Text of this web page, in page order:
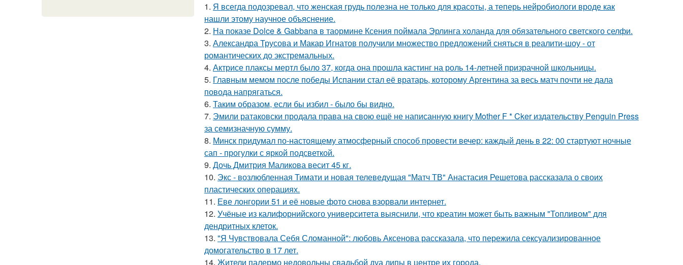
1. Я всегда подозревал, что женская грудь полезна не только для красоты, а теперь нейробиологи вроде как
нашли этому научное объяснение.
2. На показе Dolce & Gabbana в таормине Ксения поймала Эрлинга холанда для обязательного светского селфи.
3. Александра Трусова и Макар Игнатов получили множество предложений сняться в реалити-шоу - от
романтических до экстремальных.
4. Актрисе плаксы мертл было 37, когда она прошла кастинг на роль 14-летней призрачной школьницы.
5. Главным мемом после победы Испании стал её вратарь, которому Аргентина за весь матч почти не дала
повода напрягаться.
6. Таким образом, если бы избил - было бы видно.
7. Эмили ратаковски продала права на свою ещё не написанную книгу Mother F * Cker издательству Penguin Press
за семизначную сумму.
8. Минск придумал по-настоящему атмосферный способ провести вечер: каждый день в 22: 00 стартуют ночные
сап - прогулки с яркой подсветкой.
9. Дочь Дмитрия Маликова весит 45 кг.
10. Экс - возлюбленная Тимати и новая телеведущая "Матч ТВ" Анастасия Решетова рассказала о своих
пластических операциях.
11. Еве лонгории 51 и её новые фото снова взорвали интернет.
12. Учёные из калифорнийского университета выяснили, что креатин может быть важным "Топливом" для
дендритных клеток.
13. "Я Чувствовала Себя Сломанной": любовь Аксенова рассказала, что пережила сексуализированное
домогательство в 17 лет.
14. Жители палермо недовольны свадьбой дуа липы в центре их города.